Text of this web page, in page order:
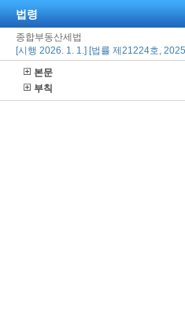
법령
종합부동산세법
[시행 2026. 1. 1.] [법률 제21224호,
본문
부칙